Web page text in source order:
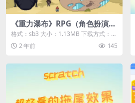
《重力瀑布》RPG（角色扮演游
戏）素材包【可预览】
格式：sb3 大小：1.13MB 下载方式：本
地下载 游客购买后无需登录即可直接...
2 年前 145